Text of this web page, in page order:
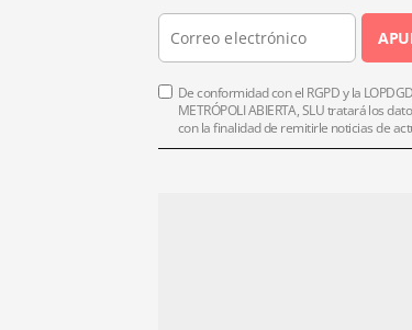
De conformidad con el RGPD y la
METRÓPOLI ABIERTA, SLU tratará los
con la finalidad de remitirle noticias de